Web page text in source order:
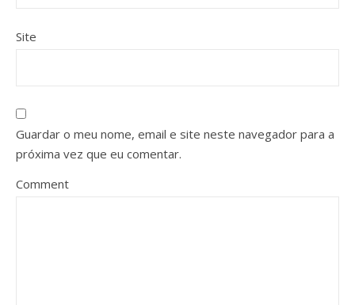
Site
Guardar o meu nome, email e site neste navegador para a
próxima vez que eu comentar.
Comment